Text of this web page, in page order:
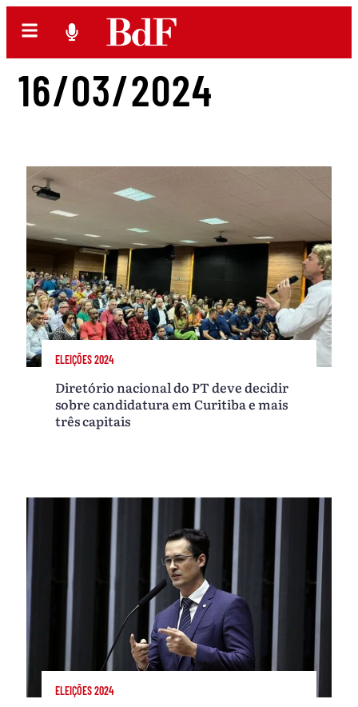
16/03/2024
ELEIÇÕES 2024
Diretório nacional do PT deve decidir
sobre candidatura em Curitiba e mais
três capitais
ELEIÇÕES 2024